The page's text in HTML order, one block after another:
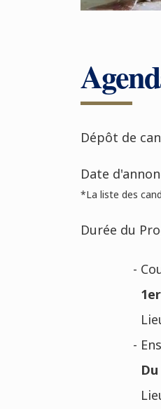
Dépôt de
Date
*La liste des
Durée du
-
-